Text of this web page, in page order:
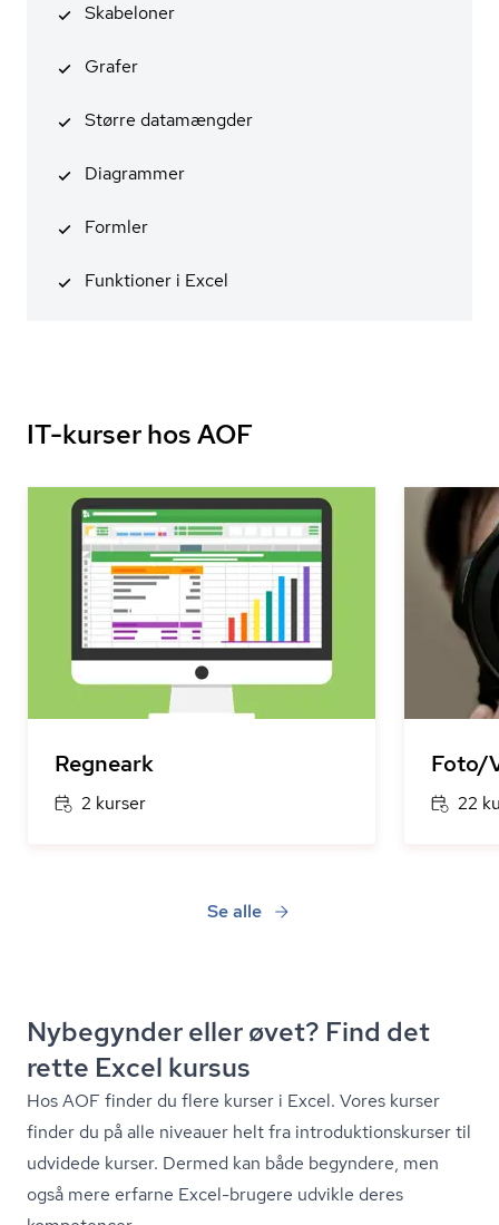
Skabeloner
Grafer
Større datamængder
Diagrammer
Formler
Funktioner i Excel
IT-kurser hos AOF
Regneark
2 kurser
Foto/
22
Se alle
Nybegynder eller øvet? Find det
rette Excel kursus
Hos AOF finder du flere kurser i Excel. Vores kurser
finder du på alle niveauer helt fra in­tro­duk­tions­kur­ser til
udvidede kurser. Dermed kan både begyndere, men
også mere erfarne Excel-brugere udvikle deres